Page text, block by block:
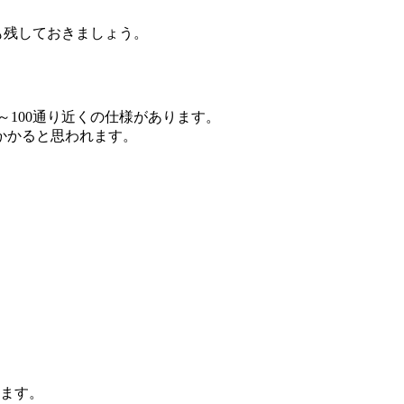
しておきましょう。
通り近くの仕様があります。
ると思われます。
す。